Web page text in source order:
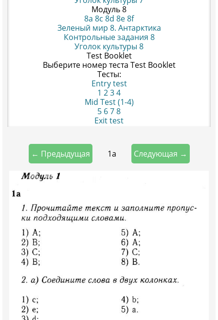
Модуль 8
8a 8c 8d 8e8f
Зеленый мир 8. Антарктика
Контрольные задания 8
Уголок культуры 8
Test Booklet
Выберите номер теста Test Booklet
Тесты:
Entry test
1 234
Mid Test (1-4)
5 678
Exit test
← Предыдущая 1a Следующая →